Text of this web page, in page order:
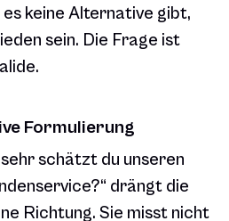
keine Alternative gibt,
sein. Die Frage ist
Formulierung
sehr schätzt du unseren
drängt die
Richtung. Sie misst nicht